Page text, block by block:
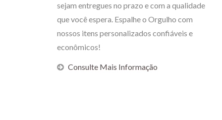
sejam entregues no prazo e com a qualidade
que você espera. Espalhe o Orgulho com
nossos itens personalizados confiáveis e
econômicos!
Consulte Mais Informação